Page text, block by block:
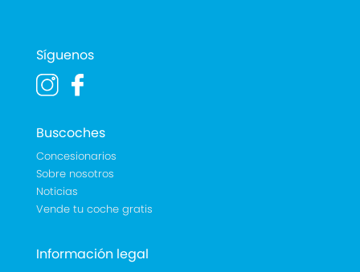
Síguenos
Buscoches
Concesionarios
Sobre nosotros
Noticias
Vende tu coche gratis
Información legal